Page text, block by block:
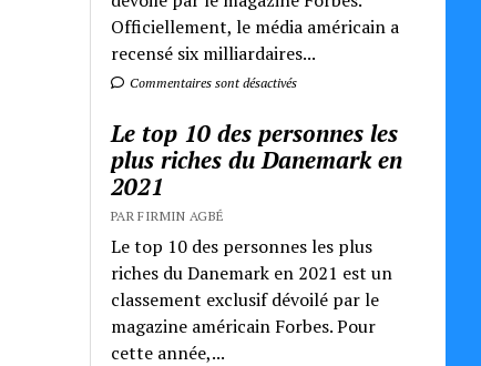
Officiellement, le média américain a
recensé six milliardaires...
Commentaires sont désactivés
Le top 10 des personnes les
plus riches du Danemark en
2021
PAR FIRMIN AGBÉ
Le top 10 des personnes les plus
riches du Danemark en 2021 est un
classement exclusif dévoilé par le
magazine américain Forbes. Pour
cette année,...